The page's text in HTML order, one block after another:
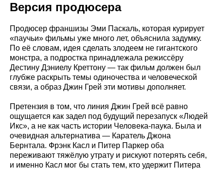
Версия продюсера
Продюсер франшизы Эми Паскаль, которая курирует
«паучьи» фильмы уже много лет, объяснила задумку.
По её словам, идея сделать злодеем не гигантского
монстра, а подростка принадлежала режиссёру
Дестину Дэниелу Креттону — так фильм должен был
глубже раскрыть темы одиночества и человеческой
связи, а образ Джин Грей эти мотивы дополняет.
Претензия в том, что линия Джин Грей всё равно
ощущается как задел под будущий перезапуск «Людей
Икс», а не как часть истории Человека-паука. Была и
очевидная альтернатива — Каратель Джона
Бернтала. Фрэнк Касл и Питер Паркер оба
переживают тяжёлую утрату и рискуют потерять себя,
и именно Касл мог бы стать тем, кто удержит Питера